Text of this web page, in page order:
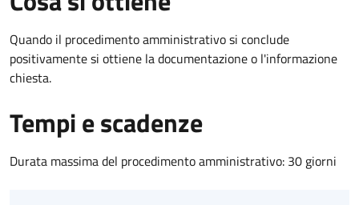
Quando il procedimento amministrativo si conclude
positivamente si ottiene la documentazione o l'informazione
chiesta.
Tempi e scadenze
Durata massima del procedimento amministrativo: 30 giorni